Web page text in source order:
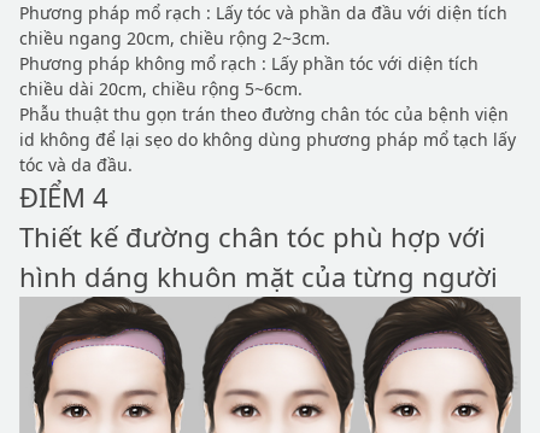
Phương pháp mổ rạch : Lấy tóc và phần da đầu với diện tích
chiều ngang 20cm, chiều rộng 2~3cm.
Phương pháp không mổ rạch : Lấy phần tóc với diện tích
chiều dài 20cm, chiều rộng 5~6cm.
Phẫu thuật thu gọn trán theo đường chân tóc của bệnh viện
id không để lại sẹo do không dùng phương pháp mổ tạch lấy
tóc và da đầu.
ĐIỂM 4
Thiết kế đường chân tóc phù hợp với
hình dáng khuôn mặt của từng người